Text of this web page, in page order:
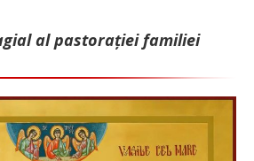
al pastorației familiei